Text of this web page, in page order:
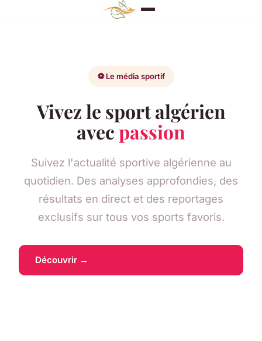
⚽ Le média sportif
Vivez le sport algérien
avecpassion
Suivez l'actualité sportive algérienne au
quotidien. Des analyses approfondies, des
résultats en direct et des reportages
exclusifs sur tous vos sports favoris.
Découvrir →